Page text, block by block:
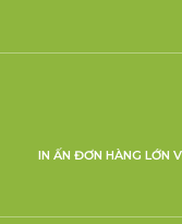
IN ẤN ĐƠN HÀNG LỚN